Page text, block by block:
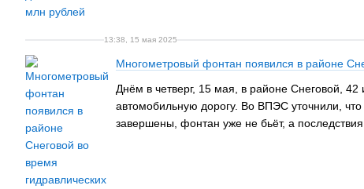
13:38, 15 мая 2025
Многометровый фонтан появился в районе
Днём в четверг, 15 мая, в районе Снеговой,
автомобильную дорогу. Во ВПЭС уточнили,
завершены, фонтан уже не бьёт, а